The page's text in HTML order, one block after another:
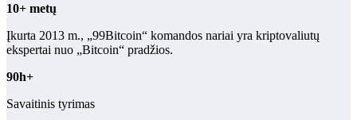
10+ metų
Įkurta 2013 m., „99Bitcoin“ komandos nariai yra kriptovaliutų
ekspertai nuo „Bitcoin“ pradžios.
90h+
Savaitinis tyrimas